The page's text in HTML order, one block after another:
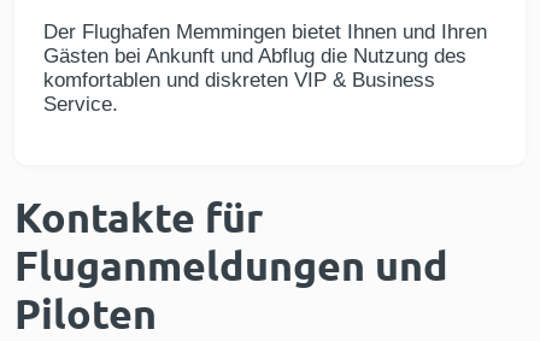
Der Flughafen Memmingen bietet Ihnen und Ihren
Gästen bei Ankunft und Abflug die Nutzung des
komfortablen und diskreten VIP & Business
Service.
Kontakte für
Fluganmeldungen und
Piloten